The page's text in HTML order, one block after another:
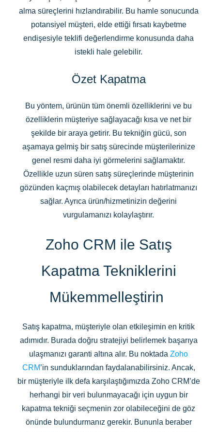
alma süreçlerini hızlandırabilir. Bu hamle sonucunda
potansiyel müşteri, elde ettiği fırsatı kaybetme
endişesiyle teklifi değerlendirme konusunda daha
istekli hale gelebilir.
Özet Kapatma
Bu yöntem, ürünün tüm önemli özelliklerini ve bu
özelliklerin müşteriye sağlayacağı kısa ve net bir
şekilde bir araya getirir. Bu tekniğin gücü, son
aşamaya gelmiş bir satış sürecinde müşterilerinize
genel resmi daha iyi görmelerini sağlamaktır.
Özellikle uzun süren satış süreçlerinde müşterinin
gözünden kaçmış olabilecek detayları hatırlatmanızı
sağlar. Ayrıca ürün/hizmetinizin değerini
vurgulamanızı kolaylaştırır.
Zoho CRM ile Satış
Kapatma Tekniklerini
Mükemmelleştirin
Satış kapatma, müşteriyle olan etkileşimin en kritik
adımıdır. Burada doğru stratejiyi belirlemek başarıya
ulaşmanızı garanti altına alır. Bu noktada Zoho
CRM’in sunduklarından faydalanabilirsiniz. Ancak,
bir müşteriyle ilk defa karşılaştığımızda Zoho CRM’de
herhangi bir veri bulunmayacağı için uygun bir
kapatma tekniği seçmenin zor olabileceğini de göz
önünde bulundurmanız gerekir. Bununla beraber